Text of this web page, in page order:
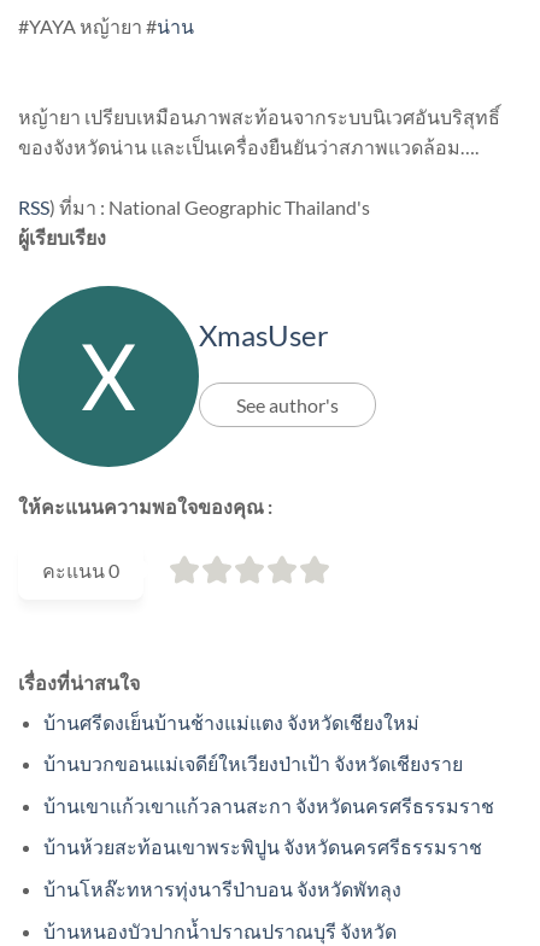
#YAYA หญ้ายา #น่าน
หญ้ายา เปรียบเหมือนภาพสะท้อนจากระบบนิเวศอันบริสุทธิ์
ของจังหวัดน่าน และเป็นเครื่องยืนยันว่าสภาพแวดล้อม….
RSS) ที่มา : National Geographic Thailand's
ผู้เรียบเรียง
XmasUser
See author's
ให้คะแนนความพอใจของคุณ :
คะแนน0
เรื่องที่น่าสนใจ
บ้านศรีดงเย็นบ้านช้างแม่แตง จังหวัดเชียงใหม่
บ้านบวกขอนแม่เจดีย์ใหเวียงป่าเป้า จังหวัดเชียงราย
บ้านเขาแก้วเขาแก้วลานสะกา จังหวัดนครศรีธรรมราช
บ้านห้วยสะท้อนเขาพระพิปูน จังหวัดนครศรีธรรมราช
บ้านโหล๊ะทหารทุ่งนารีป่าบอน จังหวัดพัทลุง
บ้านหนองบัวปากน้ำปราณปราณบุรี จังหวัด